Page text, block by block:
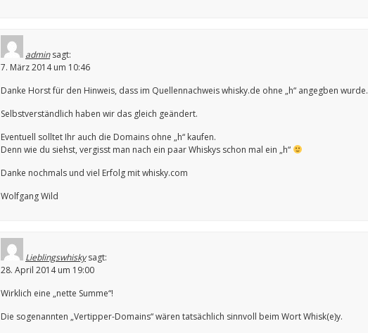
admin sagt:
7. März 2014 um 10:46
Danke Horst für den Hinweis, dass im Quellennachweis whisky.de ohne „h“ angegben wurde.
Selbstverständlich haben wir das gleich geändert.
Eventuell solltet Ihr auch die Domains ohne „h“ kaufen.
Denn wie du siehst, vergisst man nach ein paar Whiskys schon mal ein „h“
Danke nochmals und viel Erfolg mit whisky.com
Wolfgang Wild
Lieblingswhisky sagt:
28. April 2014 um 19:00
Wirklich eine „nette Summe“!
Die sogenannten „Vertipper-Domains“ wären tatsächlich sinnvoll beim Wort Whisk(e)y.